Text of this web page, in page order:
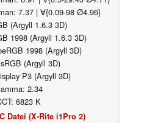
7.37 | ∀{0.09-98 Ø4.96}
(Argyll 1.6.3 3D)
1998 (Argyll 1.6.3 3D)
1998 (Argyll 3D)
(Argyll 3D)
P3 (Argyll 3D)
2.34
6823 K
Datei (X-Rite i1Pro 2)